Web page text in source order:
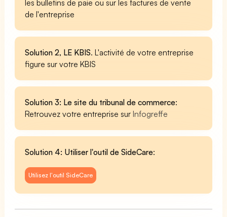
les bulletins de paie ou sur les factures de vente
de l'entreprise
Solution 2, LE KBIS. L'activité de votre entreprise
figure sur votre KBIS
Solution 3: Le site du tribunal de commerce:
Retrouvez votre entreprise surInfogreffe
Solution 4: Utiliser l'outil de SideCare:
Utilisez l'outil SideCare